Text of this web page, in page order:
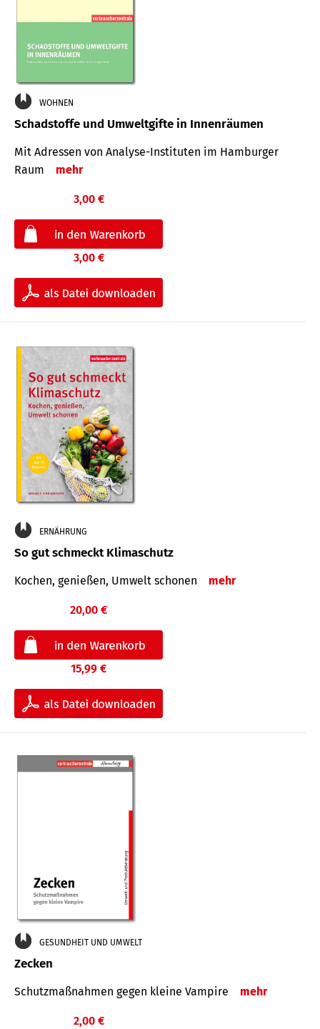
WOHNEN
Schadstoffe und Umweltgifte in Innenräumen
Mit Adressen von Analyse-Insti­tuten im Hamburger
Raum
mehr
3,00 €
3,00 €
ERNÄHRUNG
So gut schmeckt Klimaschutz
Kochen, genießen, Umwelt schonen mehr
20,00 €
15,99 €
GESUNDHEIT UND UMWELT
Zecken
Schutz­maß­nahmen gegen kleine Vampire mehr
2,00 €